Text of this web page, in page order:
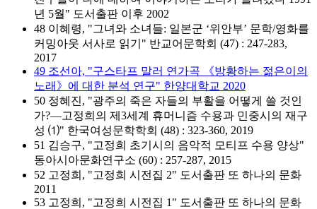
년 5월" 도서출판 이후 2002
48 이혜령, "그녀와 소녀들: 일본군 ‘위안부’ 문학/영화를
커밍아웃 서사로 읽기" 반교어문학회 (47) : 247-283,
2017
49 조선아, "구스타프 말러 연가곡 《방황하는 젊은이의
노래》에 대한 분석 연구" 한양대학교 2020
50 정혜진, "광주의 죽은 자들의 부활을 어떻게 쓸 것인
가?—고정희의 제3세계 휴머니즘 수용과 민중시의 재구
성 ⑴" 한국여성문학학회 (48) : 323-360, 2019
51 김승구, "고정희 초기시의 음악적 모티프 수용 양상"
동아시아문화연구소 (60) : 257-287, 2015
52 고정희, "고정희 시전집 2" 도서출판 또 하나의 문화
2011
53 고정희, "고정희 시전집 1" 도서출판 또 하나의 문화